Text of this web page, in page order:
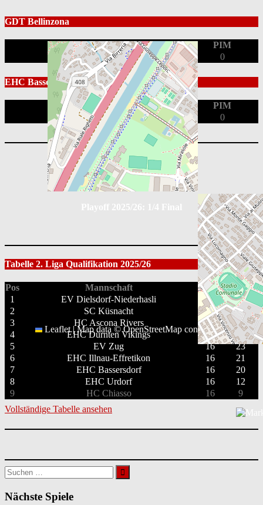
Leaflet |Map data ©OpenStreetMapcontributors
GDT Bellinzona
Position G A
PIM
0
0 0
EHC Bassersdorf
Position G A
PIM
0
0 0
Playoff 2025/26: 1/2 Final
Tabelle 2. Liga Qualifikation 2025/26
Pos Mannschaft GP
PTS
1
EV Dielsdorf-Niederhasli 16
35
2
SC Küsnacht 16
35
3
HC Ascona Rivers 16
32
4
EHC Dürnten Vikings 16
29
5
EV Zug 16
23
6
EHC Illnau-Effretikon 16
21
7
EHC Bassersdorf 16
20
8
EHC Urdorf 16
12
9
HC Chiasso 16
9
Vollständige Tabelle ansehen
Suchen
nach:
Nächste Spiele